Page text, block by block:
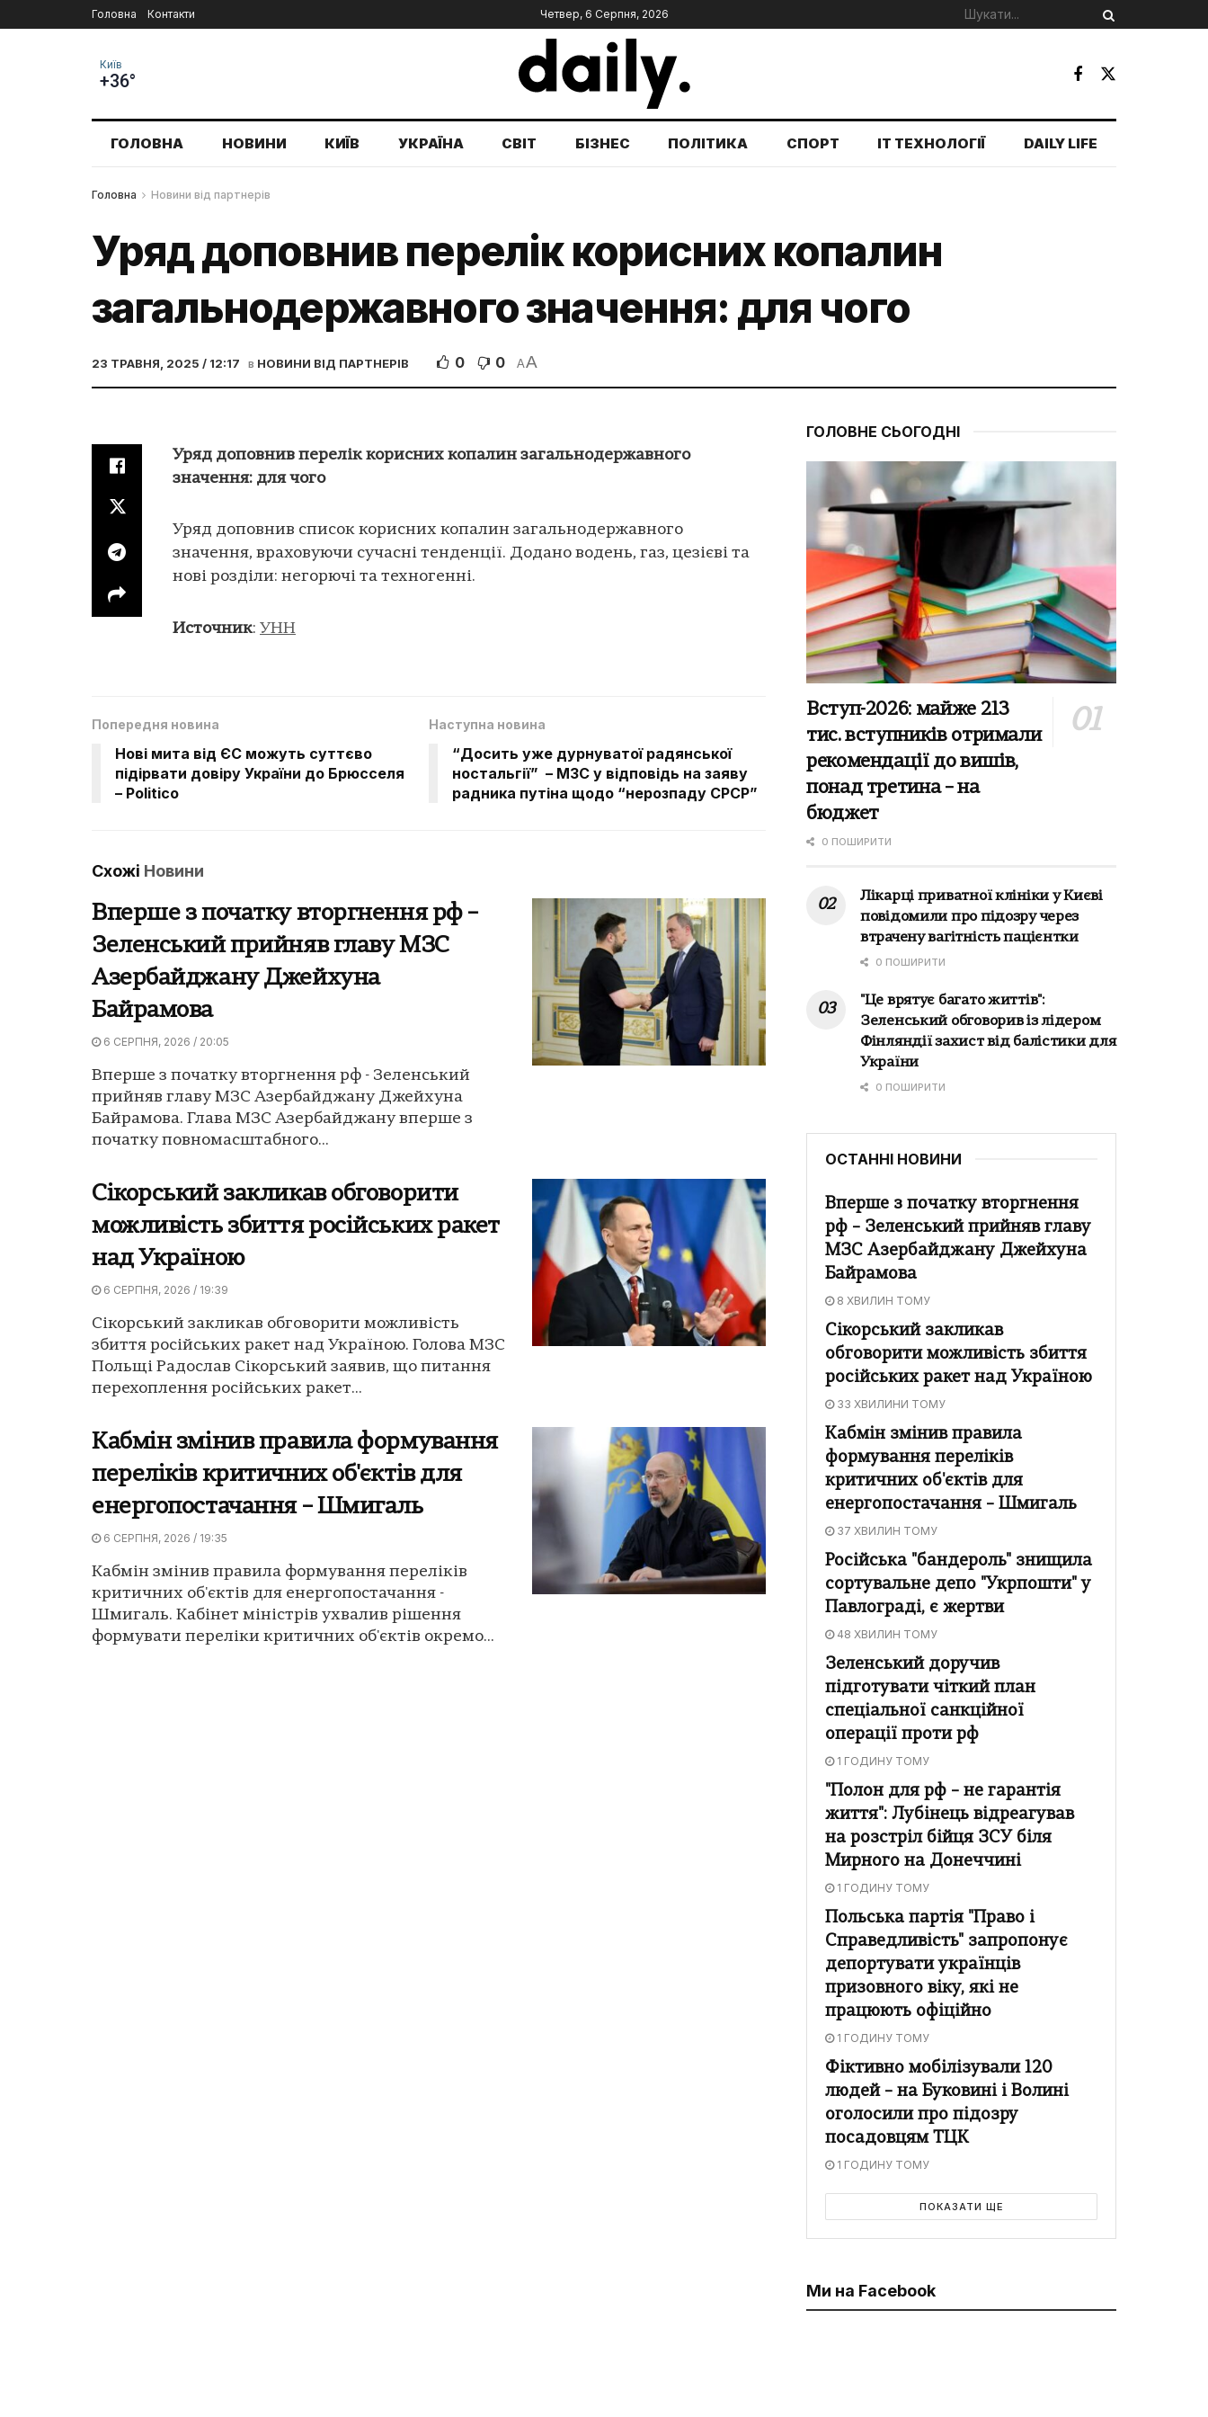
Головна Контакти Четвер, 6 Серпня, 2026
Київ
+36°
ГОЛОВНА НОВИНИ КИЇВ УКРАЇНА СВІТ БІЗНЕС ПОЛІТИКА СПОРТ IT ТЕХНОЛОГІЇ DAILY LIFE
Головна Новини від партнерів
Уряд доповнив перелік корисних копалин
загальнодержавного значення: для чого
23 ТРАВНЯ, 2025 / 12:17 в НОВИНИ ВІД ПАРТНЕРІВ 0 0 AA
Уряд доповнив перелік корисних копалин загальнодержавного
значення: для чого
Уряд доповнив список корисних копалин загальнодержавного
значення, враховуючи сучасні тенденції. Додано водень, газ, цезієві та
нові розділи: негорючі та техногенні.
Источник: УНН
Попередня новина
Нові мита від ЄС можуть суттєво
підірвати довіру України до Брюсселя
– Politico
Наступна новина
“Досить уже дурнуватої радянської
ностальгії” – МЗС у відповідь на заяву
радника путіна щодо “нерозпаду СРСР”
Схожі Новини
Вперше з початку вторгнення рф –
Зеленський прийняв главу МЗС
Азербайджану Джейхуна
Байрамова
6 СЕРПНЯ, 2026 / 20:05
Вперше з початку вторгнення рф - Зеленський
прийняв главу МЗС Азербайджану Джейхуна
Байрамова. Глава МЗС Азербайджану вперше з
початку повномасштабного...
Сікорський закликав обговорити
можливість збиття російських ракет
над Україною
6 СЕРПНЯ, 2026 / 19:39
Сікорський закликав обговорити можливість
збиття російських ракет над Україною. Голова МЗС
Польщі Радослав Сікорський заявив, що питання
перехоплення російських ракет...
Кабмін змінив правила формування
переліків критичних об'єктів для
енергопостачання – Шмигаль
6 СЕРПНЯ, 2026 / 19:35
Кабмін змінив правила формування переліків
критичних об'єктів для енергопостачання -
Шмигаль. Кабінет міністрів ухвалив рішення
формувати переліки критичних об'єктів окремо...
ГОЛОВНЕ СЬОГОДНІ
Вступ-2026: майже 213
тис. вступників отримали
рекомендації до вишів,
понад третина – на
бюджет
0 ПОШИРИТИ
Лікарці приватної клініки у Києві
повідомили про підозру через
втрачену вагітність пацієнтки
0 ПОШИРИТИ
"Це врятує багато життів":
Зеленський обговорив із лідером
Фінляндії захист від балістики для
України
0 ПОШИРИТИ
ОСТАННІ НОВИНИ
Вперше з початку вторгнення
рф – Зеленський прийняв главу
МЗС Азербайджану Джейхуна
Байрамова
8 ХВИЛИН ТОМУ
Сікорський закликав
обговорити можливість збиття
російських ракет над Україною
33 ХВИЛИНИ ТОМУ
Кабмін змінив правила
формування переліків
критичних об'єктів для
енергопостачання – Шмигаль
37 ХВИЛИН ТОМУ
Російська "бандероль" знищила
сортувальне депо "Укрпошти" у
Павлограді, є жертви
48 ХВИЛИН ТОМУ
Зеленський доручив
підготувати чіткий план
спеціальної санкційної
операції проти рф
1 ГОДИНУ ТОМУ
"Полон для рф – не гарантія
життя": Лубінець відреагував
на розстріл бійця ЗСУ біля
Мирного на Донеччині
1 ГОДИНУ ТОМУ
Польська партія "Право і
Справедливість" запропонує
депортувати українців
призовного віку, які не
працюють офіційно
1 ГОДИНУ ТОМУ
Фіктивно мобілізували 120
людей – на Буковині і Волині
оголосили про підозру
посадовцям ТЦК
1 ГОДИНУ ТОМУ
ПОКАЗАТИ ЩЕ
Ми на Facebook